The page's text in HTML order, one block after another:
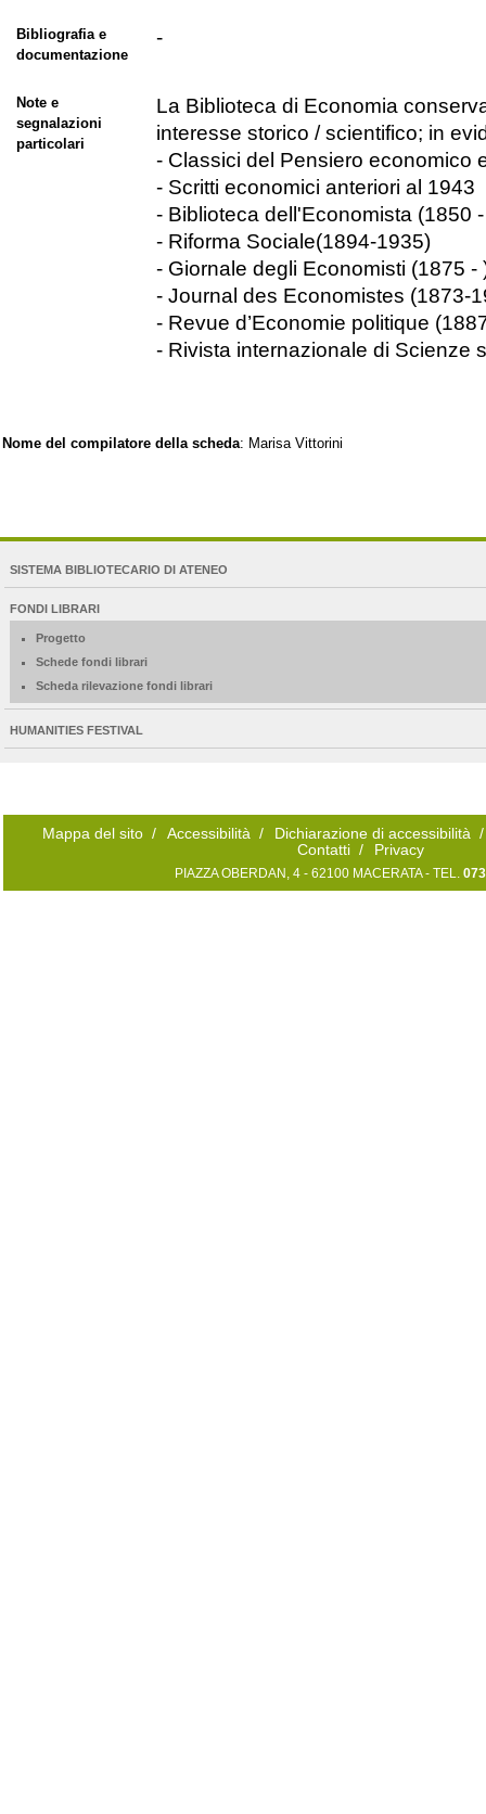
Bibliografia e
documentazione
-
Note e
segnalazioni
particolari
La Biblioteca di Economia
interesse storico / scientifico; in
- Classici del Pensiero economico
- Scritti economici anteriori al 1943
- Biblioteca dell'Economista (1850
- Riforma Sociale(1894-1935)
- Giornale degli Economisti (1875 -
- Journal des Economistes (1873-
- Revue d’Economie politique
- Rivista internazionale di Scienze
Nome del compilatore della scheda: Marisa Vittorini
EXTENDED
SISTEMA BIBLIOTECARIO DI ATENEO
FONDI LIBRARI
Progetto
Schede fondi librari
Scheda rilevazione fondi librari
HUMANITIES FESTIVAL
Mappa del sito / Accessibilità / Dichiarazione di accessibilità /
Contatti / Privacy
PIAZZA OBERDAN, 4 - 62100 MACERATA - TEL.